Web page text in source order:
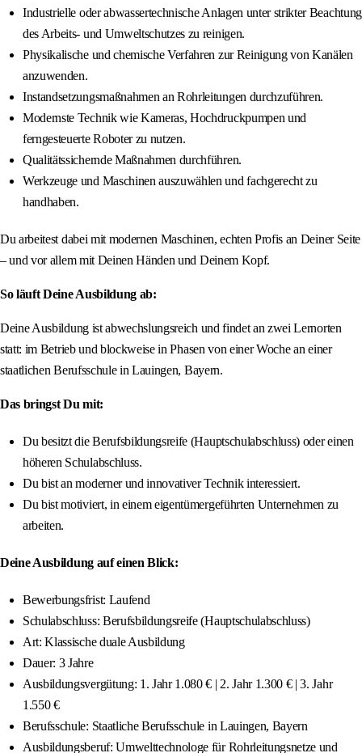
Industrielle oder abwassertechnische Anlagen unter strikter Beachtung
des Arbeits- und Umweltschutzes zu reinigen.
Physikalische und chemische Verfahren zur Reinigung von Kanälen
anzuwenden.
Instandsetzungsmaßnahmen an Rohrleitungen durchzuführen.
Modernste Technik wie Kameras, Hochdruckpumpen und
ferngesteuerte Roboter zu nutzen.
Qualitätssichernde Maßnahmen durchführen.
Werkzeuge und Maschinen auszuwählen und fachgerecht zu
handhaben.
Du arbeitest dabei mit modernen Maschinen, echten Profis an Deiner Seite
– und vor allem mit Deinen Händen und Deinem Kopf.
So läuft Deine Ausbildung ab:
Deine Ausbildung ist abwechslungsreich und findet an zwei Lernorten
statt: im Betrieb und blockweise in Phasen von einer Woche an einer
staatlichen Berufsschule in Lauingen, Bayern.
Das bringst Du mit:
Du besitzt die Berufsbildungsreife (Hauptschulabschluss) oder einen
höheren Schulabschluss.
Du bist an moderner und innovativer Technik interessiert.
Du bist motiviert, in einem eigentümergeführten Unternehmen zu
arbeiten.
Deine Ausbildung auf einen Blick:
Bewerbungsfrist: Laufend
Schulabschluss: Berufsbildungsreife (Hauptschulabschluss)
Art: Klassische duale Ausbildung
Dauer: 3 Jahre
Ausbildungsvergütung: 1. Jahr 1.080 € | 2. Jahr 1.300 € | 3. Jahr
1.550 €
Berufsschule: Staatliche Berufsschule in Lauingen, Bayern
Ausbildungsberuf: Umwelttechnologe für Rohrleitungsnetze und